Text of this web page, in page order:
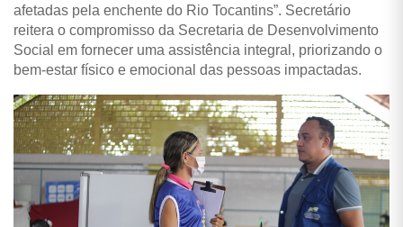
afetadas pela enchente do Rio Tocantins”. Secretário
reitera o compromisso da Secretaria de Desenvolvimento
Social em fornecer uma assistência integral, priorizando o
bem-estar físico e emocional das pessoas impactadas.